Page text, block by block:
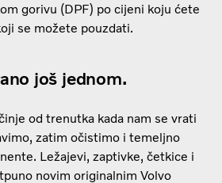
gorivu (DPF) po cijeni koju ćete
se možete pouzdati.
još jednom.
od trenutka kada nam se vrati
zatim očistimo i temeljno
Ležajevi, zaptivke, četkice i
novim originalnim Volvo